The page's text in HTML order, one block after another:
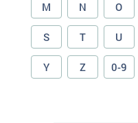
M N O
S T U
Y Z 0-9